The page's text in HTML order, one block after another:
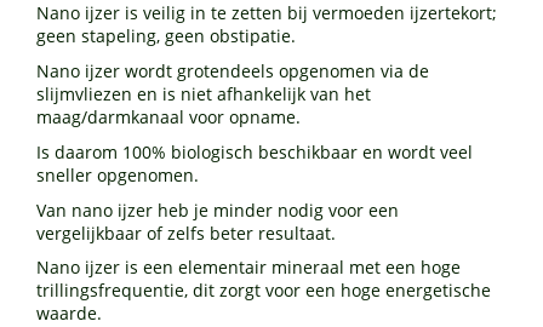
Nano ijzer is veilig in te zetten bij vermoeden ijzertekort;
geen stapeling, geen obstipatie.
Nano ijzer wordt grotendeels opgenomen via de
slijmvliezen en is niet afhankelijk van het
maag/darmkanaal voor opname.
Is daarom 100% biologisch beschikbaar en wordt veel
sneller opgenomen.
Van nano ijzer heb je minder nodig voor een
vergelijkbaar of zelfs beter resultaat.
Nano ijzer is een elementair mineraal met een hoge
trillingsfrequentie, dit zorgt voor een hoge energetische
waarde.